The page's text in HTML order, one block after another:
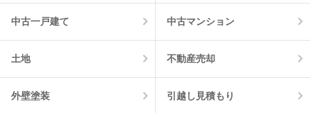
中古一戸建て 中古マンション
土地 不動産売却
外壁塗装 引越し見積もり